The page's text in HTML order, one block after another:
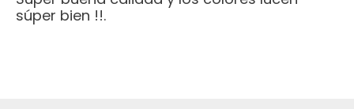
súper bien !!.